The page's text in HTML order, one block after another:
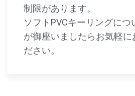
制限があります。
ソフトPVCキーリングにつ
が御座いましたらお気軽に
ださい。